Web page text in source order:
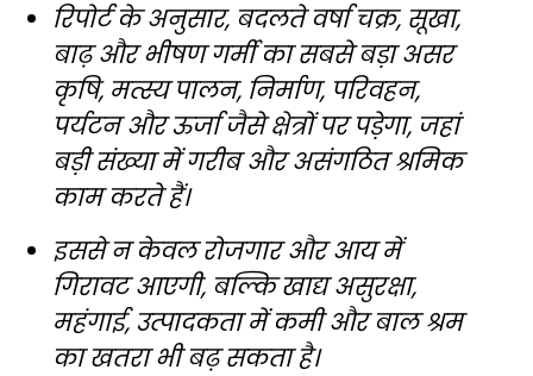
रिपोर्ट के अनुसार, बदलते वर्षा चक्र, सूखा,
बाढ़ और भीषण गर्मी का सबसे बड़ा असर
कृषि, मत्स्य पालन, निर्माण, परिवहन,
पर्यटन और ऊर्जा जैसे क्षेत्रों पर पड़ेगा, जहां
बड़ी संख्या में गरीब और असंगठित श्रमिक
काम करते हैं।
इससे न केवल रोजगार और आय में
गिरावट आएगी, बल्कि खाद्य असुरक्षा,
महंगाई, उत्पादकता में कमी और बाल श्रम
का खतरा भी बढ़ सकता है।